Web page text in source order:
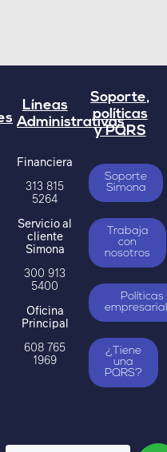
Líneas
Administrativas
Financiera
313 815
5264
Servicio al
cliente
Simona
300 913
5400
Oficina
Principal
608 765
1969
Soporte,
políticas
y PQRS
Soporte
Simona
Trabaja
con
nosotros
Políticas
¿Tiene
una
PQRS?